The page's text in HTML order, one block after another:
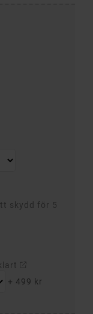
skydd för 5
+ 499 kr